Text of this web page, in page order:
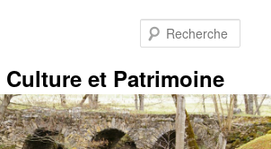
et Patrimoine